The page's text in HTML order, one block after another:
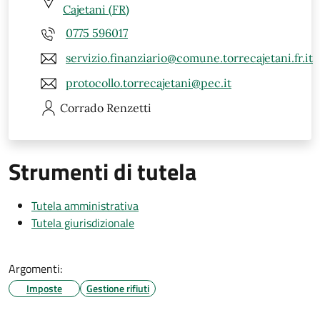
Cajetani (FR)
0775 596017
servizio.finanziario@comune.torrecajetani.fr.it
protocollo.torrecajetani@pec.it
Corrado Renzetti
Strumenti di tutela
Tutela amministrativa
Tutela giurisdizionale
Argomenti:
Imposte Gestione rifiuti